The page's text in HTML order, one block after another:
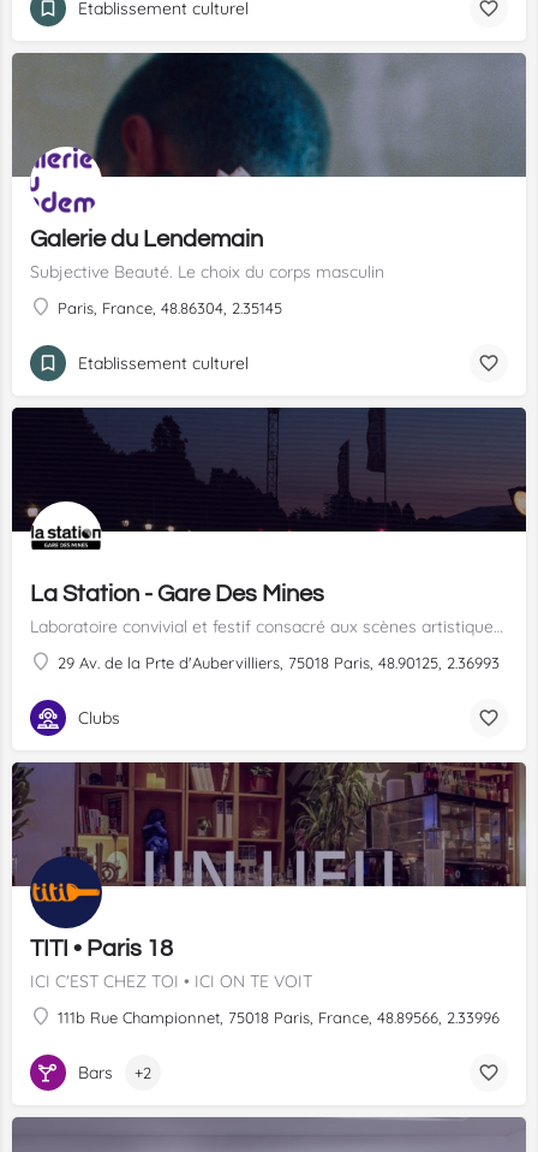
Etablissement culturel
Galerie du Lendemain
Subjective Beauté. Le choix du corps masculin
Paris, France, 48.86304, 2.35145
Etablissement culturel
La Station - Gare Des Mines
Laboratoire convivial et festif consacré aux scènes artistiques émergentes
29 Av. de la Prte d'Aubervilliers, 75018 Paris, 48.90125, 2.36993
Clubs
TITI • Paris 18
ICI C'EST CHEZ TOI • ICI ON TE VOIT
111b Rue Championnet, 75018 Paris, France, 48.89566, 2.33996
Bars +2